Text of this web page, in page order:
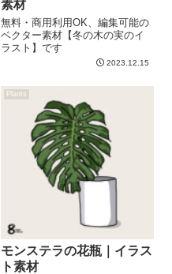
素材
無料・商用利用OK、編集可能の
ベクター素材【冬の木の実のイ
ラスト】です
2023.12.15
Plants
モンステラの花瓶｜イラス
ト素材